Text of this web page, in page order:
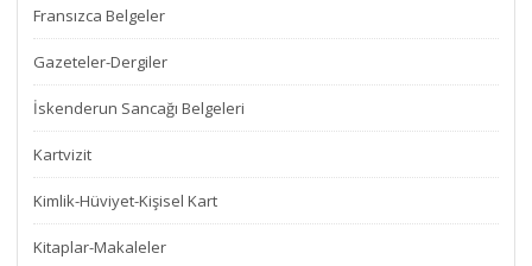
Fransızca Belgeler
Gazeteler-Dergiler
İskenderun Sancağı Belgeleri
Kartvizit
Kimlik-Hüviyet-Kişisel Kart
Kitaplar-Makaleler